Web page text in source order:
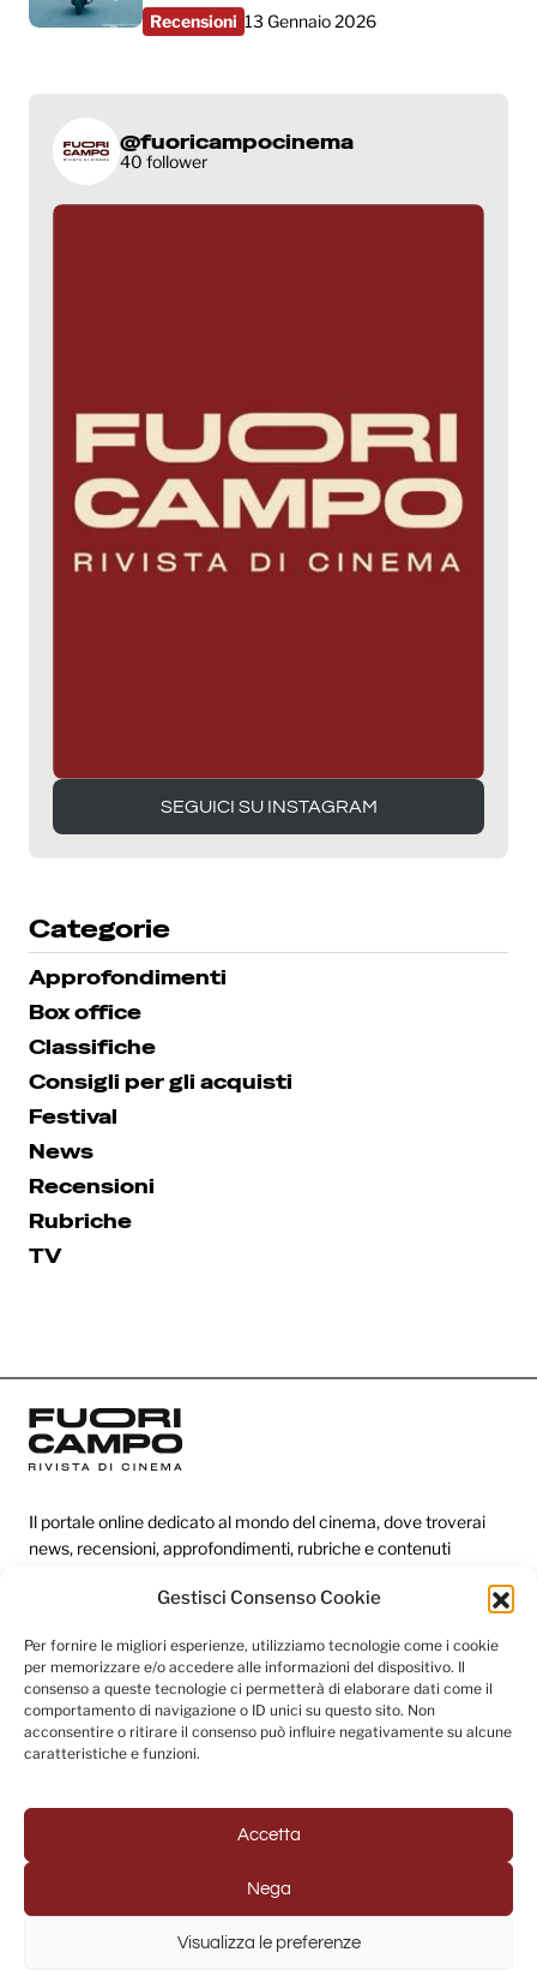
Gestisci Consenso Cookie
Per fornire le migliori esperienze, utilizziamo tecnologie come i cookie
per memorizzare e/o accedere alle informazioni del dispositivo. Il
consenso a queste tecnologie ci permetterà di elaborare dati come il
comportamento di navigazione o ID unici su questo sito. Non
acconsentire o ritirare il consenso può influire negativamente su alcune
caratteristiche e funzioni.
Accetta
Nega
Visualizza le preferenze
Recensioni 13 Gennaio 2026
@fuoricampocinema
40 follower
SEGUICI SU INSTAGRAM
Categorie
Approfondimenti
Box office
Classifiche
Consigli per gli acquisti
Festival
News
Recensioni
Rubriche
TV
Il portale online dedicato al mondo del cinema, dove troverai
news, recensioni, approfondimenti, rubriche e contenuti
Redazione
Categorie
Link utili
Seguici sui social